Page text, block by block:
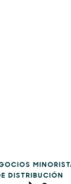
DISTRIBUCIÓN